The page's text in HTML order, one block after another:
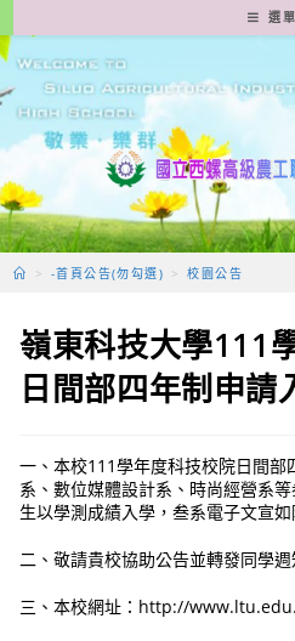
轉
至
要
容
選單
> -首頁公告(勿勾選) > 校園公告
嶺東科技大學111
日間部四年制申請
一、本校111學年度科技校院日間部
系、數位媒體設計系、時尚經營系
生以學測成績入學，叁系電子文宣如
二、敬請貴校協助公告並轉發同學週
三、本校網址：http://